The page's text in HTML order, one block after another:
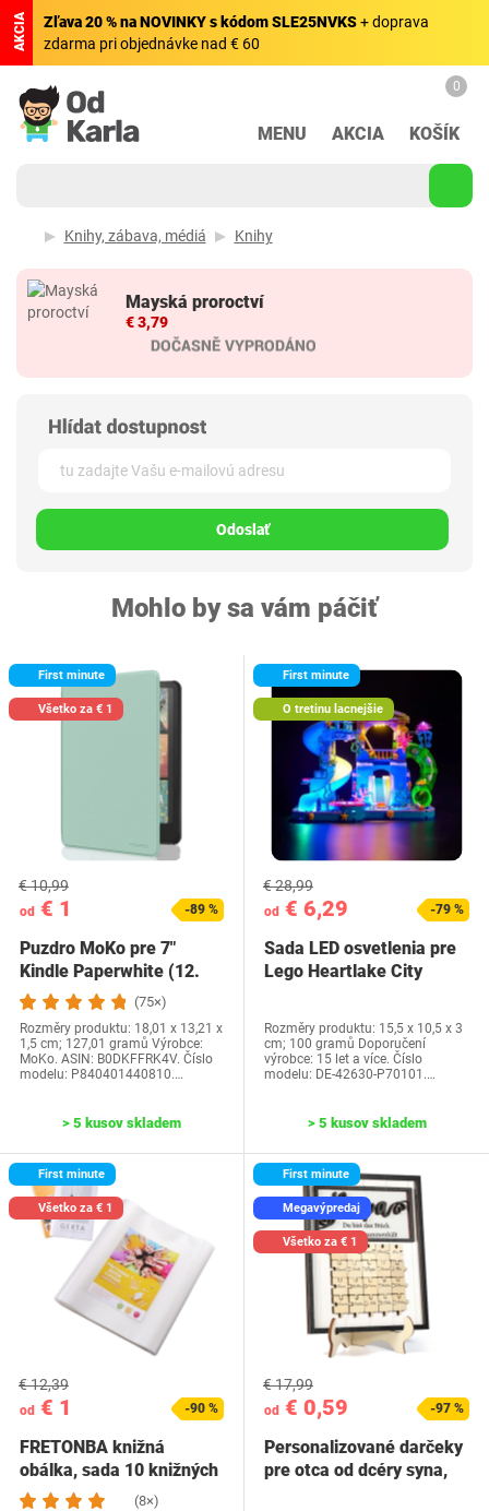
AKCIA Zľava 20 % na NOVINKY s kódom SLE25NVKS+ doprava
zdarma pri objednávke nad € 60
MENU AKCIA
0
KOŠÍK
Knihy, zábava, médiá Knihy
Mayská proroctví
€ 3,79
Odoslať
Mohlo by sa vám páčiť
First minute
Všetko za € 1
od € 1
€ 10,99
-89 %
Puzdro MoKo pre 7"
Kindle Paperwhite (12.
generácia-2024) a…
(75×)
Rozměry produktu: 18,01 x 13,21 x
1,5 cm; 127,01 gramů Výrobce:
MoKo. ASIN: B0DKFFRK4V. Číslo
modelu: P840401440810.…
> 5 kusov skladem
First minute
O tretinu lacnejšie
od € 6,29
€ 28,99
-79 %
Sada LED osvetlenia pre
Lego Heartlake City
Rozměry produktu: 15,5 x 10,5 x 3
cm; 100 gramů Doporučení
výrobce: 15 let a více. Číslo
modelu: DE-42630-P70101.…
> 5 kusov skladem
First minute
Všetko za € 1
od € 1
€ 12,39
-90 %
FRETONBA knižná
obálka, sada 10 knižných
dosiek, priehľadné…
(8×)
First minute
Megavýpredaj
Všetko za € 1
od € 0,59
€ 17,99
-97 %
Personalizované darčeky
pre otca od dcéry syna,